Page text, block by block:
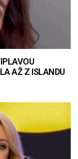
AŽ Z ISLANDU